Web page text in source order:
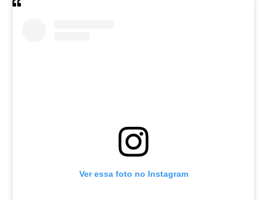
Ver essa foto no Instagram